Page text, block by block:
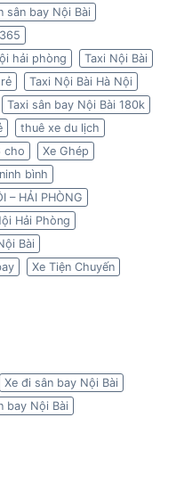
sân bay Nội Bài
hải phòng
Taxi Nội Bài
Taxi Nội Bài Hà Nội
Taxi sân bay Nội Bài 180k
thuê xe du lịch
cho
Xe Ghép
bình
– HẢI PHÒNG
Hải Phòng
Bài
Xe Tiện Chuyến
Xe đi sân bay Nội Bài
bay Nội Bài